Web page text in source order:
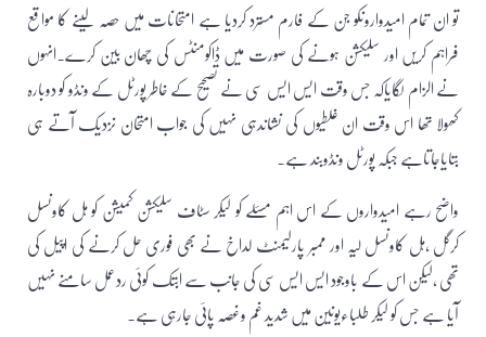
تو ان تمام امیدواروںکو جن کے فارم مسترد کردیا ہے امتحانات میں حصہ لینے کا مواقع
فراہم کریں اور سلیکشن ہونے کی صورت میں ڈاکومنٹس کی چھان بین کرے۔انہوں
نے الزام لگایاکہ جس وقت ایس ایس سی نے تصحیح کے خاطر پورٹل کے ونڈو کو دوبارہ
کھولا تھا اس وقت ان غلطیوں کی نشاندہی نہیں کی جواب امتحان نزدیک آتے ہی
بتایاجاتاہے جبکہ پورٹل ونڈوبند ہے۔
واضح رہے امیدواروں کے اس اہم مسئلے کو لیکر سٹاف سلیکشن کمیشن کو ہل کاونسل
کرگل ،ہل کاونسل لیہ اور ممبر پارلیمنٹ لداخ نے بھی فوری حل کرنے کی اپیل کی
تھی ،لیکن اس کے باوجود ایس ایس سی کی جانب سے ابتک کوئی ردعمل سامنے نہیں
آیا ہے جس کو لیکر طلباءیونین میں شدید غم وغصہ پائی جارہی ہے۔